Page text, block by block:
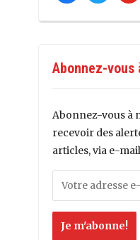
Abonnez-
Abonnez-vous à
recevoir des
articles, via e-